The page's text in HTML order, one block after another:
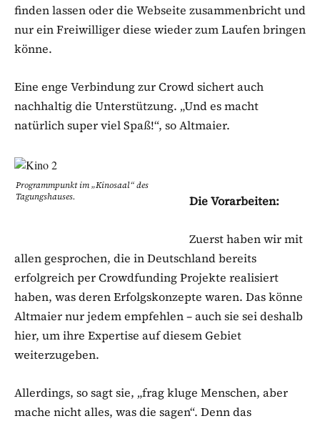
finden lassen oder die Webseite zusammenbricht und
nur ein Freiwilliger diese wieder zum Laufen bringen
könne.
Eine enge Verbindung zur Crowd sichert auch
nachhaltig die Unterstützung. „Und es macht
natürlich super viel Spaß!“, so Altmaier.
Programmpunkt im „Kinosaal“ des
Tagungshauses.
Die Vorarbeiten:
Zuerst haben wir mit
allen gesprochen, die in Deutschland bereits
erfolgreich per Crowdfunding Projekte realisiert
haben, was deren Erfolgskonzepte waren. Das könne
Altmaier nur jedem empfehlen – auch sie sei deshalb
hier, um ihre Expertise auf diesem Gebiet
weiterzugeben.
Allerdings, so sagt sie, „frag kluge Menschen, aber
mache nicht alles, was die sagen“. Denn das